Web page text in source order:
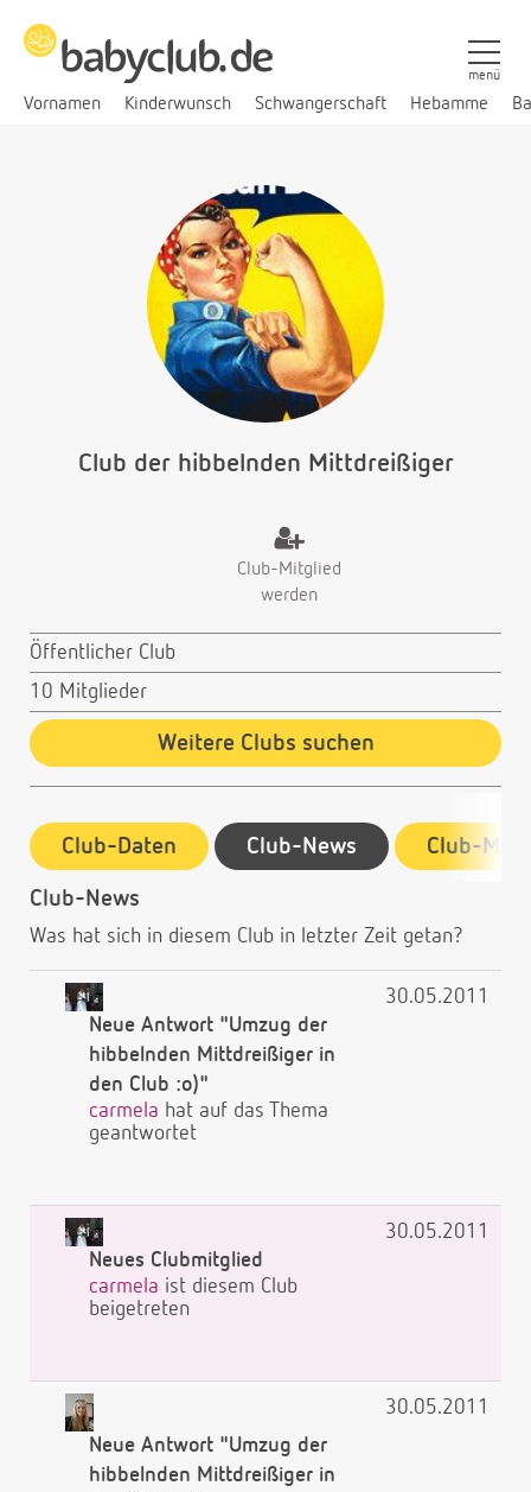
Vornamen Kinderwunsch Schwangerschaft Hebamme
menü
Club der hibbelnden Mittdreißiger
Club-Mitglied
werden
Öffentlicher Club
10 Mitglieder
Weitere Clubs suchen
Club-Daten Club-News Club-
Club-News
Was hat sich in diesem Club in letzter Zeit getan?
Neue Antwort "Umzug der
hibbelnden Mittdreißiger in
den Club :o)"
carmela hat auf das Thema
geantwortet
30.05.2011
Neues Clubmitglied
carmela ist diesem Club
beigetreten
30.05.2011
Neue Antwort "Umzug der
hibbelnden Mittdreißiger in
30.05.2011